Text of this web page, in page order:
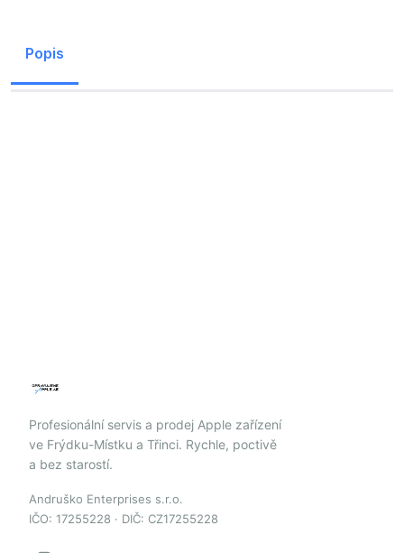
Popis
Profesionální servis a prodej Apple zařízení
ve Frýdku-Místku a Třinci. Rychle, poctivě
a bez starostí.
Andruško Enterprises s.r.o.
IČO: 17255228 · DIČ: CZ17255228